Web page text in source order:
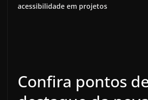
acessibilidade em projetos
Confira pontos